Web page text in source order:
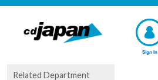
Sign In
Related Department